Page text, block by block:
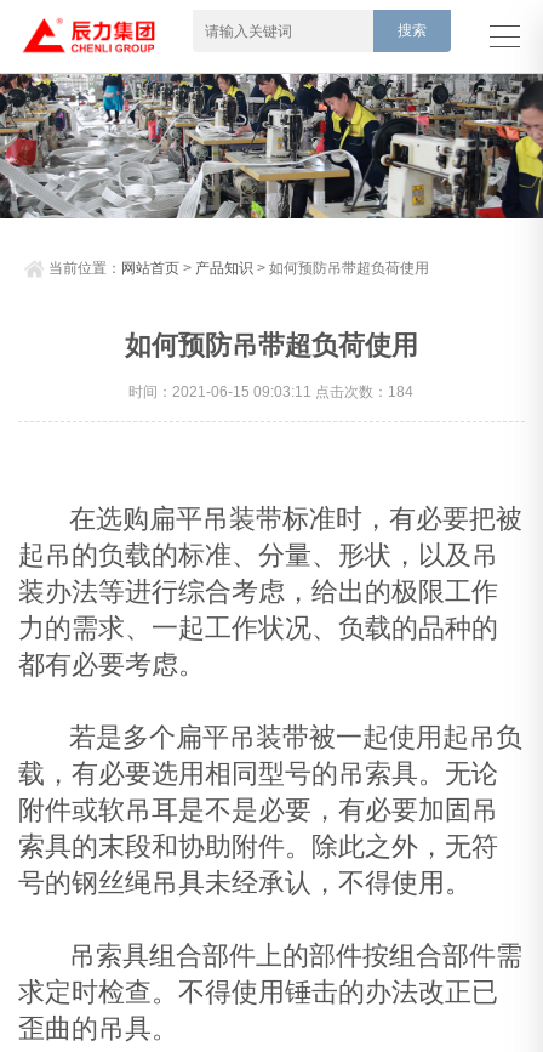
当前位置： 网站首页 > 产品知识 > 如何预防吊带超负荷使用
如何预防吊带超负荷使用
时间：2021-06-15 09:03:11 点击次数：184
在选购扁平吊装带标准时，有必要把被
起吊的负载的标准、分量、形状，以及吊
装办法等进行综合考虑，给出的极限工作
力的需求、一起工作状况、负载的品种的
都有必要考虑。
若是多个扁平吊装带被一起使用起吊负
载，有必要选用相同型号的吊索具。无论
附件或软吊耳是不是必要，有必要加固吊
索具的末段和协助附件。除此之外，无符
号的钢丝绳吊具未经承认，不得使用。
吊索具组合部件上的部件按组合部件需
求定时检查。不得使用锤击的办法改正已
歪曲的吊具。